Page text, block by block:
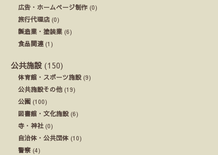
広告・ホームページ制作 (0)
旅行代理店 (0)
製造業・塗装業 (6)
食品関連 (1)
公共施設 (150)
体育館・スポーツ施設(9)
公共施設その他 (19)
公園 (100)
図書館・文化施設(6)
寺・神社(0)
自治体・公共団体 (10)
警察 (4)